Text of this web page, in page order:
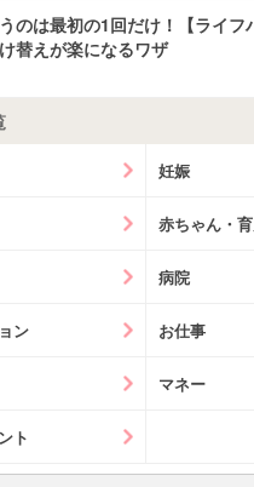
のは最初の1回だけ！【ライフ
替えが楽になるワザ
妊娠
赤ちゃん・
病院
ン お仕事
マネー
ト